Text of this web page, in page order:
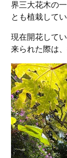
界三大花木の
とも植栽してい
現在開花して
来られた際は